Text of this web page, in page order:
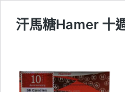
汗馬糖Hamer 十